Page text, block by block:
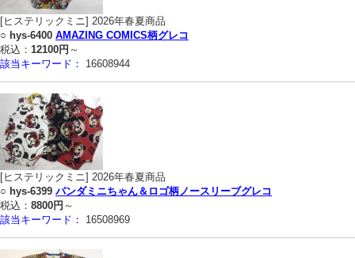
[ヒステリックミニ] 2026年春夏商品
○ hys-6400 AMAZING COMICS柄グレコ
税込： 12100円 ～
該当キーワード：
16608944
[ヒステリックミニ] 2026年春夏商品
○ hys-6399 パンダミニちゃん＆ロゴ柄ノースリーブグレコ
税込： 8800円 ～
該当キーワード：
16508969